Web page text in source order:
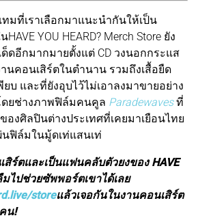
ทมที่เราเลือกมาแนะนำกันให้เป็น
YOU HEARD? Merch Store ยัง
ด็ดอีกมากมายตั้งแต่ CD วงนอกกระแส
นคอนเสิร์ตในตำนาน รวมถึงเสื้อยืด
บ และที่ยังอุบไว้ไม่เอาลงมาขายอย่าง
ดยช่างภาพฟิล์มคนคูล Paradewavesที่
องศิลปินต่างประเทศที่เคยมาเยือนไทย
ฟิล์มในมู้ดเท่แสนเท่
สิร์ตและเป็นแฟนคลับตัวยงของ HAVE
มไปช่วยซัพพอร์ตเขาได้เลย
storeแล้วเจอกันในงานคอนเสิร์ต
น!